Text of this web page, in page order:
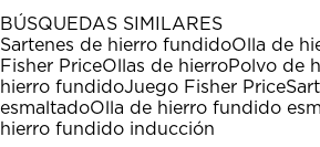
1
estrella
Esta
acción
abrirá
el
formulario
estrellas.
Esta
acción
abrirá
el
formulario
estrellas.
Esta
acción
abrirá
el
formulario
estrellas.
Esta
acción
abrirá
el
formulario
estrellas.
Esta
acción
abrirá
el
formulario
BÚSQUEDAS SIMILARES
Sartenes de hierro fundidoOlla de
Fisher PriceOllas de hierroPolvo de
hierro fundidoJuego Fisher Price
esmaltadoOlla de hierro fundido
hierro fundido inducción